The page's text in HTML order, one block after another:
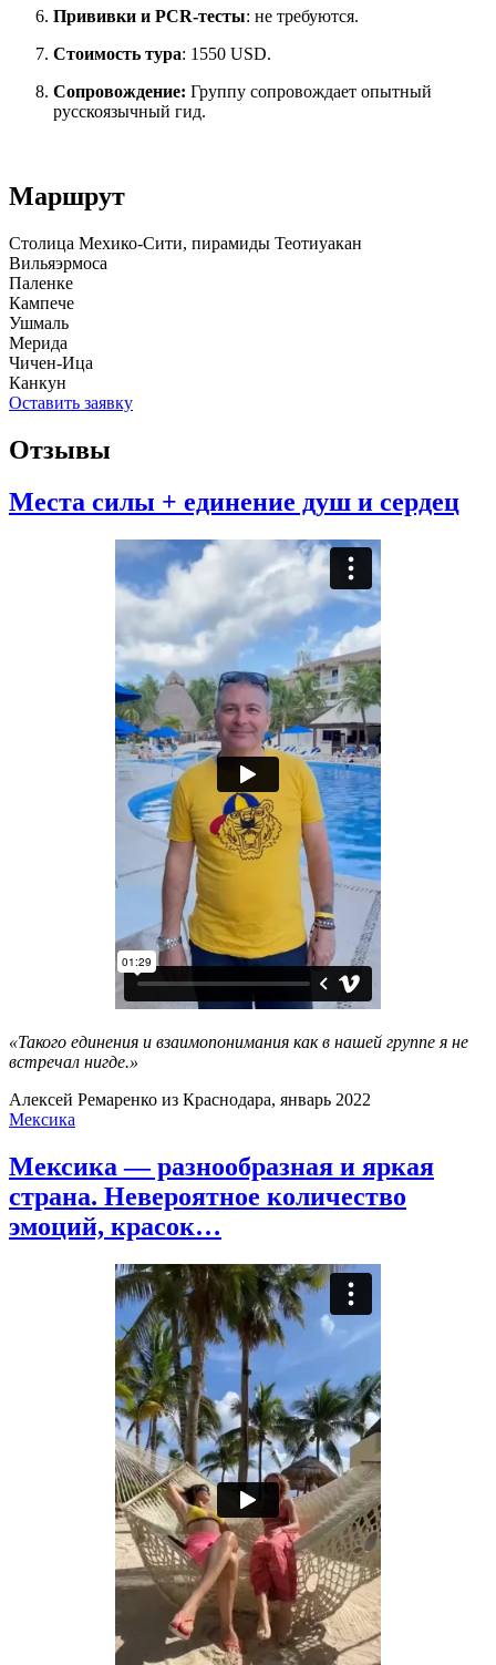
Прививки и PCR-тесты: не требуются.
Стоимость тура: 1550 USD.
Сопровождение: Группу сопровождает опытный
русскоязычный гид.
Маршрут
Столица Мехико-Сити, пирамиды Теотиуакан
Вильяэрмоса
Паленке
Кампече
Ушмаль
Мерида
Чичен-Ица
Канкун
Оставить заявку
Отзывы
Места силы + единение душ и сердец
«Такого единения и взаимопонимания как в нашей группе я не
встречал нигде.»
Алексей Ремаренко из Краснодара, январь 2022
Мексика
Мексика — разнообразная и яркая
страна. Невероятное количество
эмоций, красок…